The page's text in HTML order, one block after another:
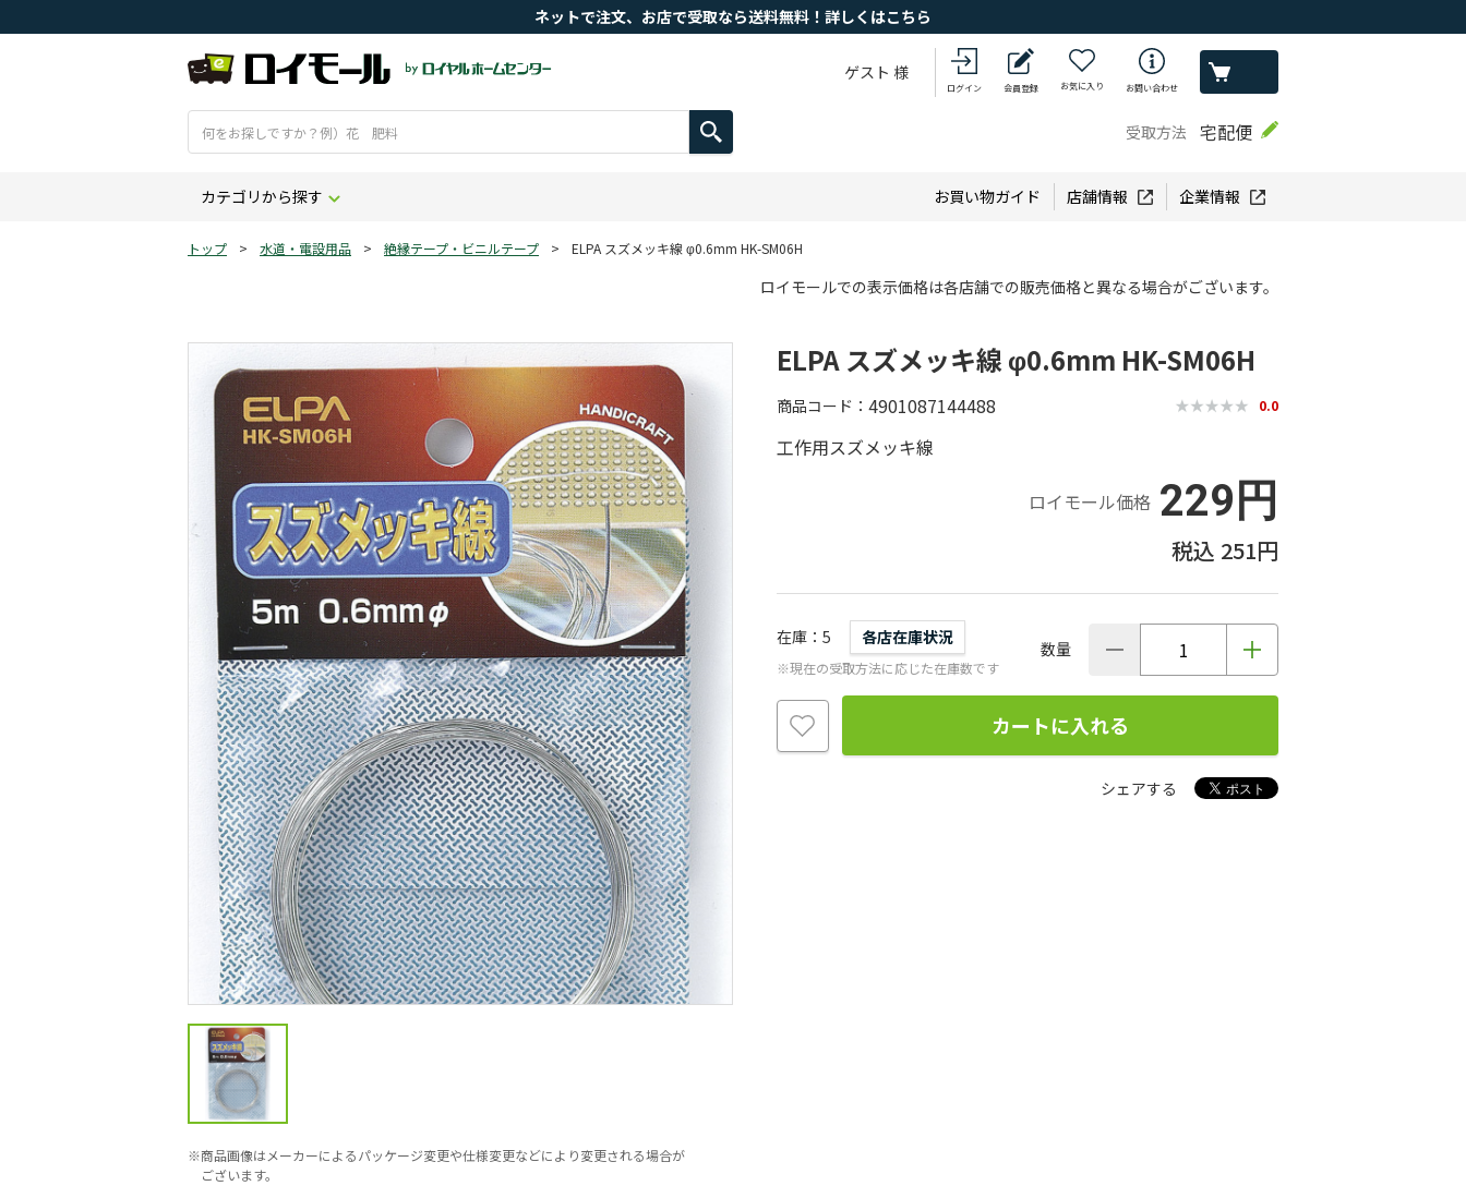
ネットで注文、お店で受取なら送料無料！詳しくはこちら
ゲスト 様
ログイン 会員登録 お気に入り お問い合わせ
受取方法 宅配便
カテゴリから探す お買い物ガイド 店舗情報 企業情報
トップ > 水道・電設用品 > 絶縁テープ・ビニルテープ > ELPA スズメッキ線 φ0.6mm HK-SM06H
ロイモールでの表示価格は各店舗での販売価格と異なる場合がございます。
商品画像はメーカーによるパッケージ変更や仕様変更などにより変更される場合が
ございます。
ELPA スズメッキ線 φ0.6mm HK-SM06H
商品コード 4901087144488 0.0
工作用スズメッキ線
ロイモール価格 229円
251円
在庫 5 各店在庫状況
※現在の受取方法に応じた在庫数です
数量
カートに入れる
シェアする